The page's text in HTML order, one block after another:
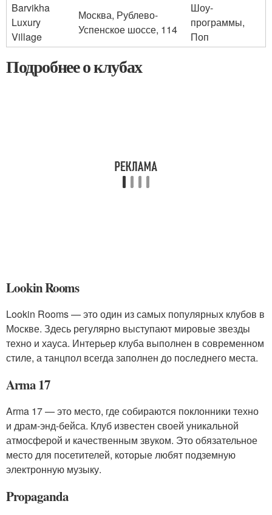
Barvikha
Luxury
Village
Москва, Рублево-
Успенское шоссе, 114
Шоу-
программы,
Поп
Подробнее о клубах
Lookin Rooms
Lookin Rooms — это один из самых популярных клубов в
Москве. Здесь регулярно выступают мировые звезды
техно и хауса. Интерьер клуба выполнен в современном
стиле, а танцпол всегда заполнен до последнего места.
Arma 17
Arma 17 — это место, где собираются поклонники техно
и драм-энд-бейса. Клуб известен своей уникальной
атмосферой и качественным звуком. Это обязательное
место для посетителей, которые любят подземную
электронную музыку.
Propaganda